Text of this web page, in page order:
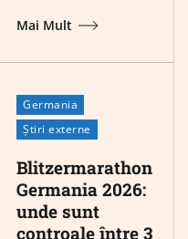
Mai Mult
Germania
Știri externe
Blitzermarathon
Germania 2026:
unde sunt
controale între 3